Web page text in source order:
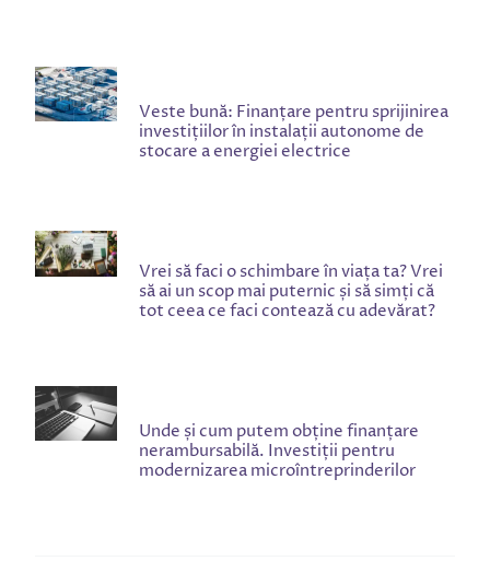
Veste bună: Finanțare pentru sprijinirea
investițiilor în instalații autonome de
stocare a energiei electrice
Vrei să faci o schimbare în viața ta? Vrei
să ai un scop mai puternic și să simți că
tot ceea ce faci contează cu adevărat?
Unde și cum putem obține finanțare
nerambursabilă. Investiții pentru
modernizarea microîntreprinderilor